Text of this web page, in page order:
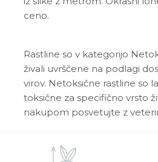
ceno.
Rastline so v kategorijo
živali uvrščene na podlagi
virov. Netoksične rastline so
toksične za specifično vrsto
nakupom posvetujte z